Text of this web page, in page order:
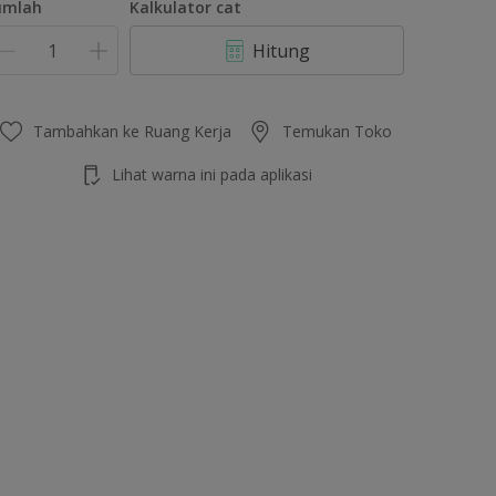
Kalkulator cat
Hitung
Tambahkan ke Ruang Kerja Temukan Toko
Lihat warna ini pada aplikasi